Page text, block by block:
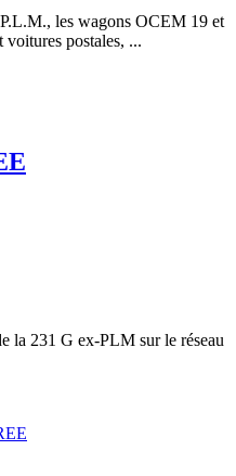
les wagons OCEM 19 et
postales, ...
la 231 G ex-PLM sur le réseau